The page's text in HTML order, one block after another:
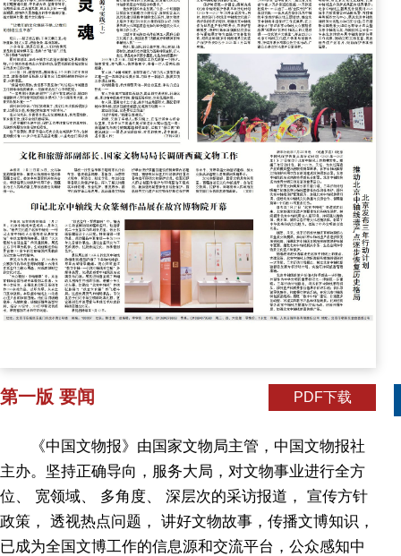
第一版 要闻 PDF下载
《中国文物报》由国家文物局主管，中国文物报社
主办。坚持正确导向，服务大局，对文物事业进行全方
位、 宽领域、 多角度、 深层次的采访报道， 宣传方针
政策， 透视热点问题， 讲好文物故事，传播文博知识，
已成为全国文博工作的信息源和交流平台，公众感知中